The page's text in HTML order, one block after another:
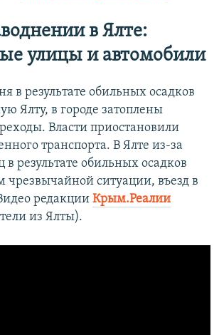
в Ялте:
улицы и автомобили
в результате обильных осадков
Ялту, в городе затоплены
Власти приостановили
транспорта. В Ялте из-за
в результате обильных осадков
чрезвычайной ситуации, въезд в
редакции Крым.Реалии
из Ялты).